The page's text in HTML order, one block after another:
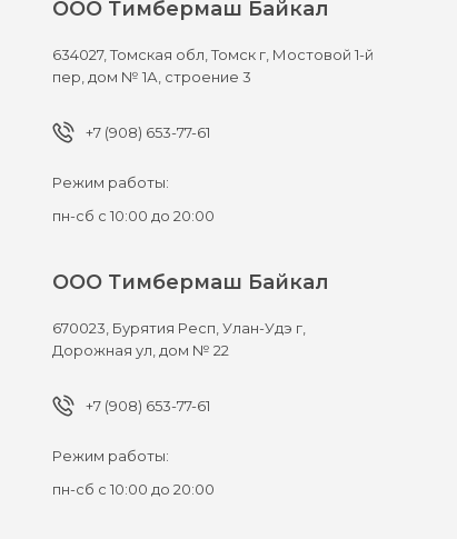
ООО Тимбермаш Байкал
634027,Томская обл, Томск г, Мостовой 1-й
пер, дом № 1А, строение 3
+7 (908) 653-77-61
Режим работы:
пн-сб с 10:00 до 20:00
ООО Тимбермаш Байкал
670023, Бурятия Респ, Улан-Удэ г,
Дорожная ул, дом № 22
+7 (908) 653-77-61
Режим работы:
пн-сб с 10:00 до 20:00